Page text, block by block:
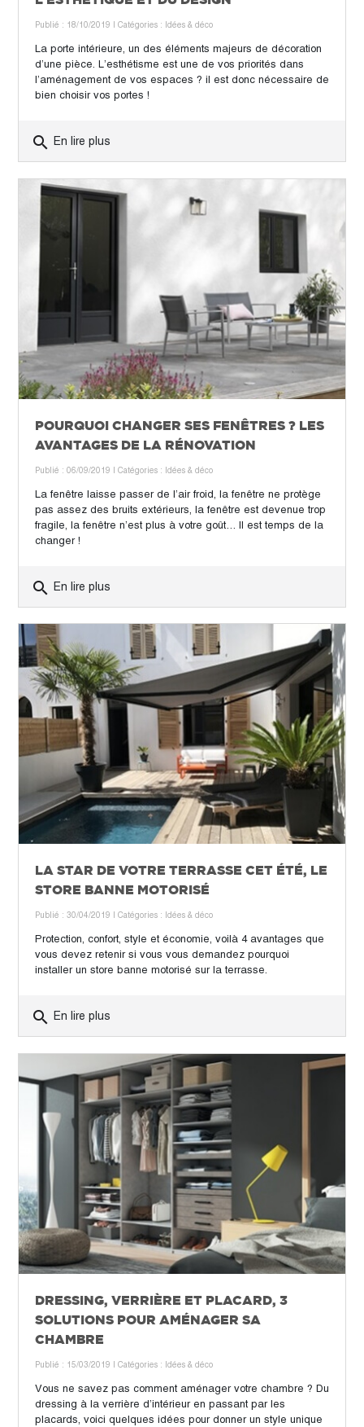
Publié : 18/10/2019 | Catégories : Idées & déco
La porte intérieure, un des éléments majeurs de décoration
d’une pièce. L’esthétisme est une de vos priorités dans
l’aménagement de vos espaces ? il est donc nécessaire de
bien choisir vos portes !
search En lire plus
POURQUOI CHANGER SES FENÊTRES ? LES
AVANTAGES DE LA RÉNOVATION
Publié : 06/09/2019 | Catégories : Idées & déco
La fenêtre laisse passer de l’air froid, la fenêtre ne protège
pas assez des bruits extérieurs, la fenêtre est devenue trop
fragile, la fenêtre n’est plus à votre goût… Il est temps de la
changer !
search En lire plus
LA STAR DE VOTRE TERRASSE CET ÉTÉ, LE
STORE BANNE MOTORISÉ
Publié : 30/04/2019 | Catégories : Idées & déco
Protection, confort, style et économie, voilà 4 avantages que
vous devez retenir si vous vous demandez pourquoi
installer un store banne motorisé sur la terrasse.
search En lire plus
DRESSING, VERRIÈRE ET PLACARD, 3
SOLUTIONS POUR AMÉNAGER SA
CHAMBRE
Publié : 15/03/2019 | Catégories : Idées & déco
Vous ne savez pas comment aménager votre chambre ? Du
dressing à la verrière d’intérieur en passant par les
placards, voici quelques idées pour donner un style unique